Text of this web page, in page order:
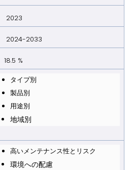
2023
2024-2033
18.5 %
タイプ別
製品別
用途別
地域別
高いメンテナンス性とリスク
環境への配慮